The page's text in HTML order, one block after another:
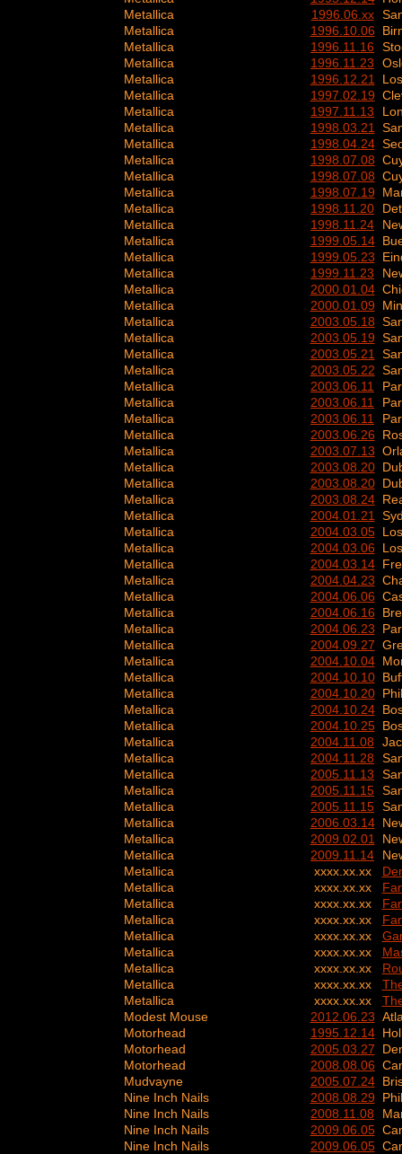
Metallica
1996.06.xx
Metallica
1996.10.06
Metallica
1996.11.16
Metallica
1996.11.23
Metallica
1996.12.21
Metallica
1997.02.19
Metallica
1997.11.13
Metallica
1998.03.21
Metallica
1998.04.24
Metallica
1998.07.08
Metallica
1998.07.08
Metallica
1998.07.19
Metallica
1998.11.20
Metallica
1998.11.24
Metallica
1999.05.14
Metallica
1999.05.23
Metallica
1999.11.23
Metallica
2000.01.04
Metallica
2000.01.09
Metallica
2003.05.18
Metallica
2003.05.19
Metallica
2003.05.21
Metallica
2003.05.22
Metallica
2003.06.11
Metallica
2003.06.11
Metallica
2003.06.11
Metallica
2003.06.26
Metallica
2003.07.13
Metallica
2003.08.20
Metallica
2003.08.20
Metallica
2003.08.24
Metallica
2004.01.21
Metallica
2004.03.05
Metallica
2004.03.06
Metallica
2004.03.14
Metallica
2004.04.23
Metallica
2004.06.06
Metallica
2004.06.16
Metallica
2004.06.23
Metallica
2004.09.27
Metallica
2004.10.04
Metallica
2004.10.10
Metallica
2004.10.20
Metallica
2004.10.24
Metallica
2004.10.25
Metallica
2004.11.08
Metallica
2004.11.28
Metallica
2005.11.13
Metallica
2005.11.15
Metallica
2005.11.15
Metallica
2006.03.14
Metallica
2009.02.01
Metallica
2009.11.14
Metallica
xxxx.xx.xx
Metallica
xxxx.xx.xx
Metallica
xxxx.xx.xx
Metallica
xxxx.xx.xx
Metallica
xxxx.xx.xx
Metallica
xxxx.xx.xx
Metallica
xxxx.xx.xx
Metallica
xxxx.xx.xx
Metallica
xxxx.xx.xx
Modest Mouse
2012.06.23
Motorhead
1995.12.14
Motorhead
2005.03.27
Motorhead
2008.08.06
Mudvayne
2005.07.24
Nine Inch Nails
2008.08.29
Nine Inch Nails
2008.11.08
Nine Inch Nails
2009.06.05
Nine Inch Nails
2009.06.05